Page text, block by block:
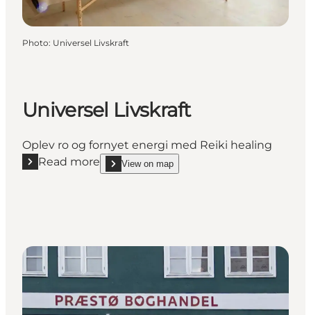
Photo: Universel Livskraft
Universel Livskraft
Oplev ro og fornyet energi med Reiki healing
Read more
Read more "Universel Livskraft"
View on map
show Universel Livskraft on_map